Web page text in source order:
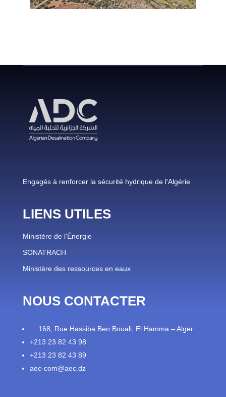
Engagés à renforcer la sécurité hydrique de l'Algérie
LIENS UTILES
Ministère de l’Énergie
SONATRACH
Ministère des ressources en eaux
NOUS CONTACTER
168, Rue Hassiba Ben Bouali, El Hamma – Alger
+213 23 82 43 98
+213 23 82 43 89
aec-com@aec.dz